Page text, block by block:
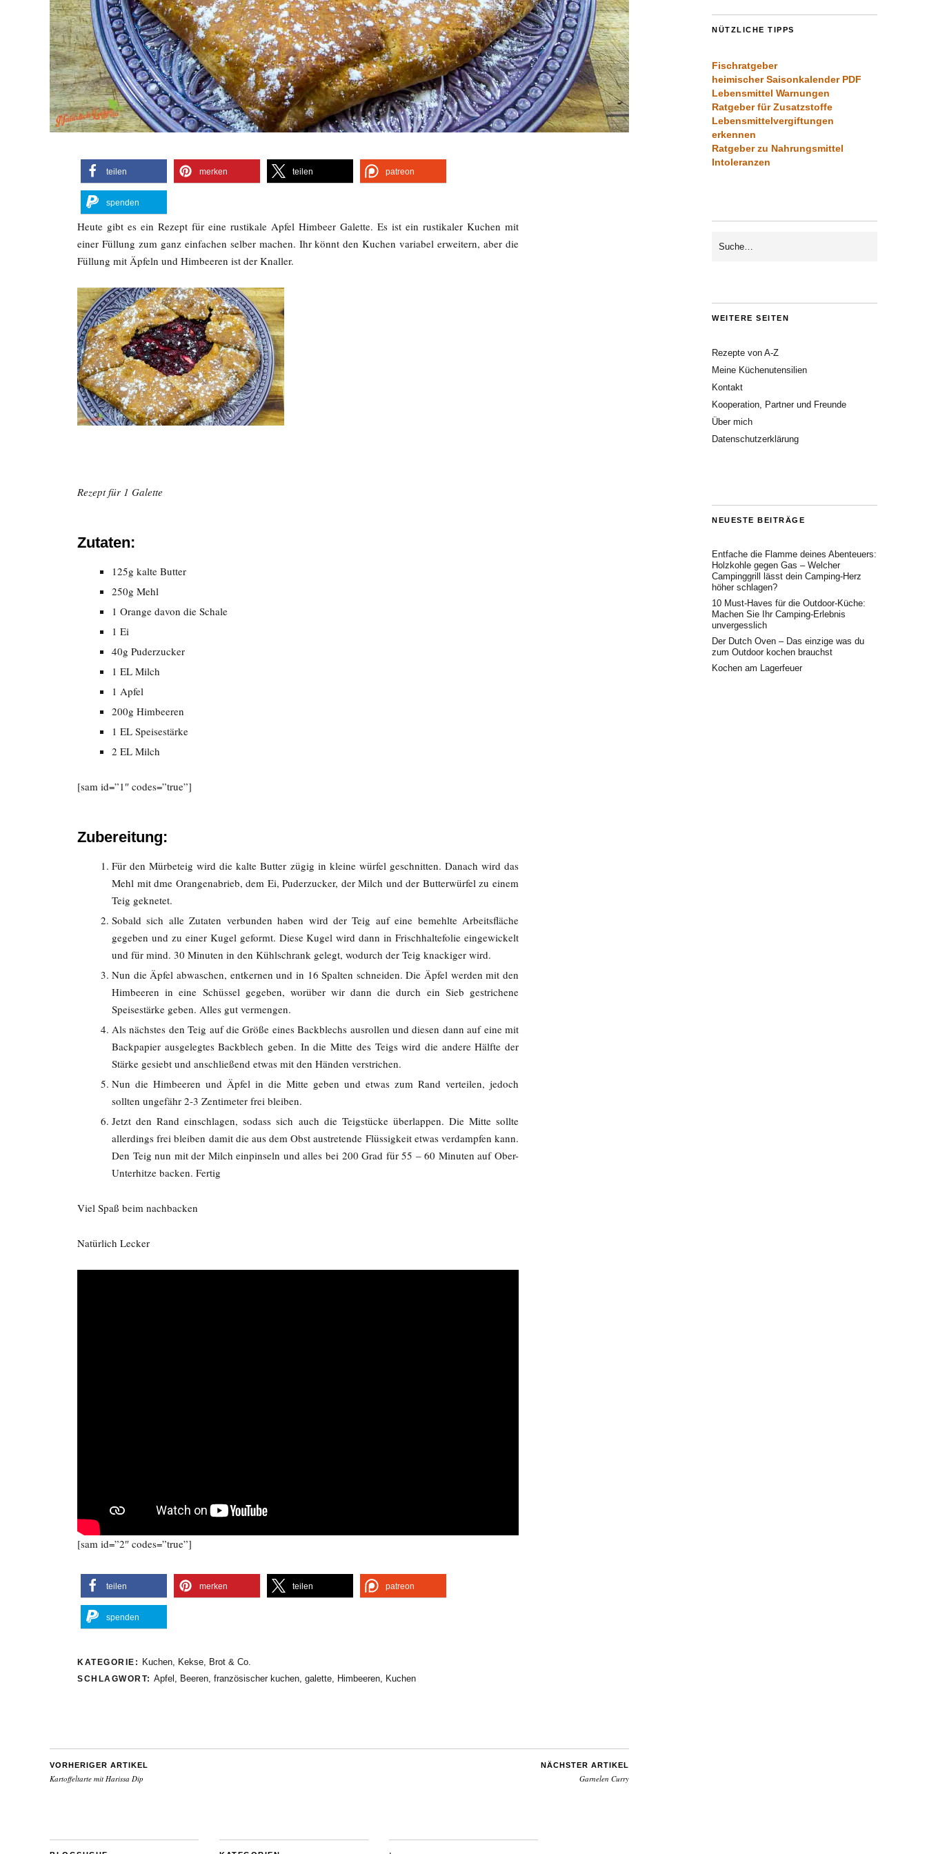
teilen merken teilen patreon
spenden
Heute gibt es ein Rezept für eine rustikale Apfel Himbeer Galette. Es ist ein rustikaler Kuchen mit
einer Füllung zum ganz einfachen selber machen. Ihr könnt den Kuchen variabel erweitern, aber die
Füllung mit Äpfeln und Himbeeren ist der Knaller.
Rezept für 1 Galette
Zutaten:
125g kalte Butter
250g Mehl
1 Orange davon die Schale
1 Ei
40g Puderzucker
1 EL Milch
1 Apfel
200g Himbeeren
1 EL Speisestärke
2 EL Milch
[sam id=”1″ codes=”true”]
Zubereitung:
Für den Mürbeteig wird die kalte Butter zügig in kleine würfel geschnitten. Danach wird das
Mehl mit dme Orangenabrieb, dem Ei, Puderzucker, der Milch und der Butterwürfel zu einem
Teig geknetet.
Sobald sich alle Zutaten verbunden haben wird der Teig auf eine bemehlte Arbeitsfläche
gegeben und zu einer Kugel geformt. Diese Kugel wird dann in Frischhaltefolie eingewickelt
und für mind. 30 Minuten in den Kühlschrank gelegt, wodurch der Teig knackiger wird.
Nun die Äpfel abwaschen, entkernen und in 16 Spalten schneiden. Die Äpfel werden mit den
Himbeeren in eine Schüssel gegeben, worüber wir dann die durch ein Sieb gestrichene
Speisestärke geben. Alles gut vermengen.
Als nächstes den Teig auf die Größe eines Backblechs ausrollen und diesen dann auf eine mit
Backpapier ausgelegtes Backblech geben. In die Mitte des Teigs wird die andere Hälfte der
Stärke gesiebt und anschließend etwas mit den Händen verstrichen.
Nun die Himbeeren und Äpfel in die Mitte geben und etwas zum Rand verteilen, jedoch
sollten ungefähr 2-3 Zentimeter frei bleiben.
Jetzt den Rand einschlagen, sodass sich auch die Teigstücke überlappen. Die Mitte sollte
allerdings frei bleiben damit die aus dem Obst austretende Flüssigkeit etwas verdampfen kann.
Den Teig nun mit der Milch einpinseln und alles bei 200 Grad für 55 – 60 Minuten auf Ober-
Unterhitze backen. Fertig
Viel Spaß beim nachbacken
Natürlich Lecker
[sam id=”2″ codes=”true”]
teilen merken teilen patreon
spenden
KATEGORIE: Kuchen, Kekse, Brot & Co.
SCHLAGWORT: Apfel Beeren französischer kuchen galette Himbeeren Kuchen
VORHERIGER ARTIKEL
Kartoffeltarte mit Harissa Dip
NÄCHSTER ARTIKEL
Garnelen Curry
NÜTZLICHE TIPPS
Fischratgeber
heimischer Saisonkalender PDF
Lebensmittel Warnungen
Ratgeber für Zusatzstoffe
Lebensmittelvergiftungen
erkennen
Ratgeber zu Nahrungsmittel
Intoleranzen
WEITERE SEITEN
Rezepte von A-Z
Meine Küchenutensilien
Kontakt
Kooperation, Partner und Freunde
Über mich
Datenschutzerklärung
NEUESTE BEITRÄGE
Entfache die Flamme deines Abenteuers:
Holzkohle gegen Gas – Welcher
Campinggrill lässt dein Camping-Herz
höher schlagen?
10 Must-Haves für die Outdoor-Küche:
Machen Sie Ihr Camping-Erlebnis
unvergesslich
Der Dutch Oven – Das einzige was du
zum Outdoor kochen brauchst
Kochen am Lagerfeuer